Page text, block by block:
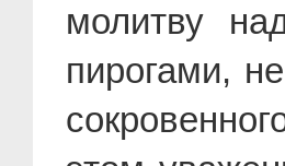
молитву
пирогами,